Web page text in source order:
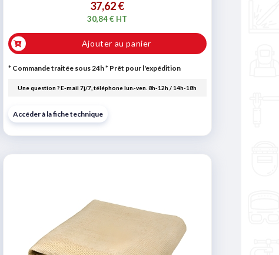
37,62 €
30,84 € HT
Ajouter au panier
* Commande traitée sous 24h* Prêt pour l'expédition
Une question ? E-mail 7j/7, téléphone lun.-ven. 8h-12h / 14h-18h
Accéder à la fiche technique